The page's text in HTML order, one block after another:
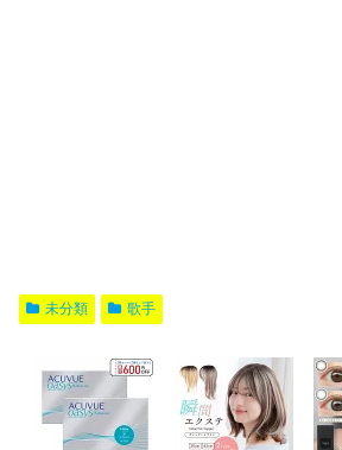
未分類 歌手